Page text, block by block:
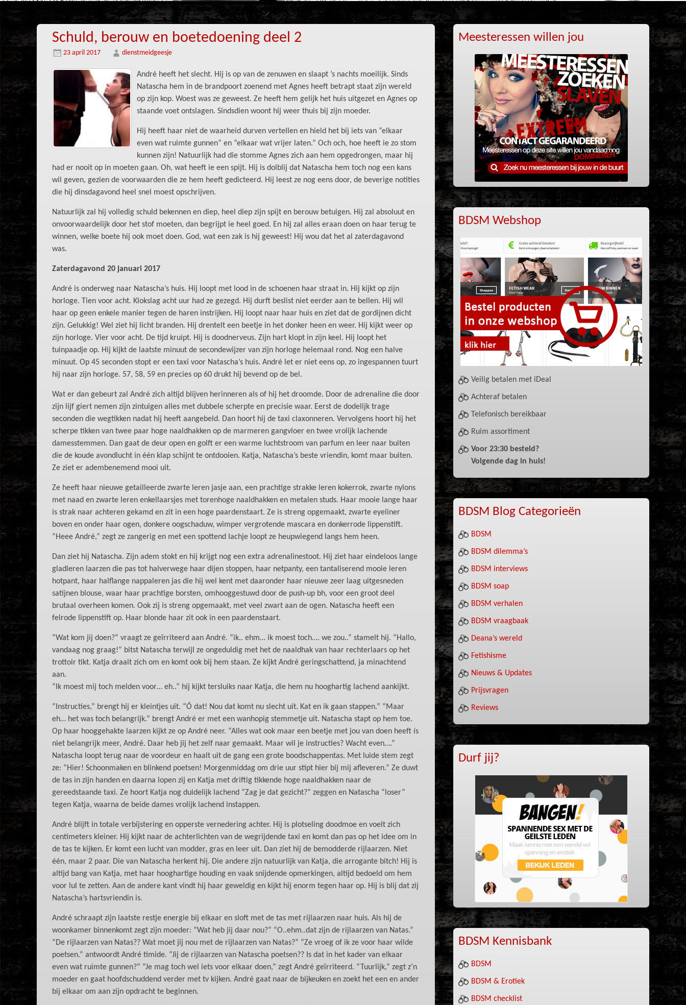
Schuld, berouw en boetedoening deel 2
23 april 2017 dienstmeidgeesje
André heeft het slecht. Hij is op van de zenuwen en slaapt ’s nachts moeilijk. Sinds
Natascha hem in de brandpoort zoenend met Agnes heeft betrapt staat zijn wereld
op zijn kop. Woest was ze geweest. Ze heeft hem gelijk het huis uitgezet en Agnes op
staande voet ontslagen. Sindsdien woont hij weer thuis bij zijn moeder.
Hij heeft haar niet de waarheid durven vertellen en hield het bij iets van “elkaar
even wat ruimte gunnen” en “elkaar wat vrijer laten.” Och och, hoe heeft ie zo stom
kunnen zijn! Natuurlijk had die stomme Agnes zich aan hem opgedrongen, maar hij
had er nooit op in moeten gaan. Oh, wat heeft ie een spijt. Hij is dolblij dat Natascha hem toch nog een kans
wil geven, gezien de voorwaarden die ze hem heeft gedicteerd. Hij leest ze nog eens door, de beverige notities
die hij dinsdagavond heel snel moest opschrijven.
Natuurlijk zal hij volledig schuld bekennen en diep, heel diep zijn spijt en berouw betuigen. Hij zal absoluut en
onvoorwaardelijk door het stof moeten, dan begrijpt ie heel goed. En hij zal alles eraan doen on haar terug te
winnen, welke boete hij ook moet doen. God, wat een zak is hij geweest! Hij wou dat het al zaterdagavond
was.
Zaterdagavond 20 januari 2017
André is onderweg naar Natascha’s huis. Hij loopt met lood in de schoenen haar straat in. Hij kijkt op zijn
horloge. Tien voor acht. Klokslag acht uur had ze gezegd. Hij durft beslist niet eerder aan te bellen. Hij wil
haar op geen enkele manier tegen de haren instrijken. Hij loopt naar haar huis en ziet dat de gordijnen dicht
zijn. Gelukkig! Wel ziet hij licht branden. Hij drentelt een beetje in het donker heen en weer. Hij kijkt weer op
zijn horloge. Vier voor acht. De tijd kruipt. Hij is doodnerveus. Zijn hart klopt in zijn keel. Hij loopt het
tuinpaadje op. Hij kijkt de laatste minuut de secondewijzer van zijn horloge helemaal rond. Nog een halve
minuut. Op 45 seconden stopt er een taxi voor Natascha’s huis. André let er niet eens op, zo ingespannen tuurt
hij naar zijn horloge. 57, 58, 59 en precies op 60 drukt hij bevend op de bel.
Wat er dan gebeurt zal André zich altijd blijven herinneren als of hij het droomde. Door de adrenaline die door
zijn lijf giert nemen zijn zintuigen alles met dubbele scherpte en precisie waar. Eerst de dodelijk trage
seconden die wegtikken nadat hij heeft aangebeld. Dan hoort hij de taxi claxonneren. Vervolgens hoort hij het
scherpe tikken van twee paar hoge naaldhakken op de marmeren gangvloer en twee vrolijk lachende
damesstemmen. Dan gaat de deur open en golft er een warme luchtstroom van parfum en leer naar buiten
die de koude avondlucht in één klap schijnt te ontdooien. Katja, Natascha’s beste vriendin, komt maar buiten.
Ze ziet er adembenemend mooi uit.
Ze heeft haar nieuwe getailleerde zwarte leren jasje aan, een prachtige strakke leren kokerrok, zwarte nylons
met naad en zwarte leren enkellaarsjes met torenhoge naaldhakken en metalen studs. Haar mooie lange haar
is strak naar achteren gekamd en zit in een hoge paardenstaart. Ze is streng opgemaakt, zwarte eyeliner
boven en onder haar ogen, donkere oogschaduw, wimper vergrotende mascara en donkerrode lippenstift.
“Heee André,” zegt ze zangerig en met een spottend lachje loopt ze heupwiegend langs hem heen.
Dan ziet hij Natascha. Zijn adem stokt en hij krijgt nog een extra adrenalinestoot. Hij ziet haar eindeloos lange
gladleren laarzen die pas tot halverwege haar dijen stoppen, haar netpanty, een tantaliserend mooie leren
hotpant, haar halflange nappaleren jas die hij wel kent met daaronder haar nieuwe zeer laag uitgesneden
satijnen blouse, waar haar prachtige borsten, omhooggestuwd door de push-up bh, voor een groot deel
brutaal overheen komen. Ook zij is streng opgemaakt, met veel zwart aan de ogen. Natascha heeft een
felrode lippenstift op. Haar blonde haar zit ook in een paardenstaart.
“Wat kom jij doen?” vraagt ze geïrriteerd aan André. “ik.. ehm… ik moest toch…. we zou..” stamelt hij. “Hallo,
vandaag nog graag!” bitst Natascha terwijl ze ongeduldig met het de naaldhak van haar rechterlaars op het
trottoir tikt. Katja draait zich om en komt ook bij hem staan. Ze kijkt André geringschattend, ja minachtend
aan.
“Ik moest mij toch melden voor… eh..” hij kijkt tersluiks naar Katja, die hem nu hooghartig lachend aankijkt.
“Instructies,” brengt hij er kleintjes uit. “Ó dat! Nou dat komt nu slecht uit. Kat en ik gaan stappen.” “Maar
eh… het was toch belangrijk.” brengt André er met een wanhopig stemmetje uit. Natascha stapt op hem toe.
Op haar hooggehakte laarzen kijkt ze op André neer. “Alles wat ook maar een beetje met jou van doen heeft ís
niet belangrijk meer, André. Daar heb jij het zelf naar gemaakt. Maar wil je instructies? Wacht even….”
Natascha loopt terug naar de voordeur en haalt uit de gang een grote boodschappentas. Met luide stem zegt
ze: “Hier! Schoonmaken en blinkend poetsen! Morgenmiddag om drie uur stipt hier bij mij afleveren.” Ze duwt
de tas in zijn handen en daarna lopen zij en Katja met driftig tikkende hoge naaldhakken naar de
gereedstaande taxi. Ze hoort Katja nog duidelijk lachend “Zag je dat gezicht?” zeggen en Natascha “loser”
tegen Katja, waarna de beide dames vrolijk lachend instappen.
André blijft in totale verbijstering en opperste vernedering achter. Hij is plotseling doodmoe en voelt zich
centimeters kleiner. Hij kijkt naar de achterlichten van de wegrijdende taxi en komt dan pas op het idee om in
de tas te kijken. Er komt een lucht van modder, gras en leer uit. Dan ziet hij de bemodderde rijlaarzen. Niet
één, maar 2 paar. Die van Natascha herkent hij. Die andere zijn natuurlijk van Katja, die arrogante bitch! Hij is
altijd bang van Katja, met haar hooghartige houding en vaak snijdende opmerkingen, altijd bedoeld om hem
voor lul te zetten. Aan de andere kant vindt hij haar geweldig en kijkt hij enorm tegen haar op. Hij is blij dat zij
Natascha’s hartsvriendin is.
André schraapt zijn laatste restje energie bij elkaar en sloft met de tas met rijlaarzen naar huis. Als hij de
woonkamer binnenkomt zegt zijn moeder: “Wat heb jij daar nou?” “O..ehm..dat zijn de rijlaarzen van Natas.”
“De rijlaarzen van Natas?? Wat moet jij nou met de rijlaarzen van Natas?” “Ze vroeg of ik ze voor haar wilde
poetsen.” antwoordt André timide. “Jij de rijlaarzen van Natascha poetsen?? Is dat in het kader van elkaar
even wat ruimte gunnen?” “Je mag toch wel iets voor elkaar doen,” zegt André geïrriteerd. “Tuurlijk,” zegt z’n
moeder en gaat hoofdschuddend verder met tv kijken. André gaat naar de bijkeuken en zoekt het een en ander
bij elkaar om aan zijn opdracht te beginnen.
Meesteressen willen jou
BDSM Webshop
Veilig betalen met iDeal
Achteraf betalen
Telefonisch bereikbaar
Ruim assortiment
Voor 23:30 besteld?
Volgende dag in huis!
BDSM Blog Categorieën
BDSM
BDSM dilemma’s
BDSM interviews
BDSM soap
BDSM verhalen
BDSM vraagbaak
Deana’s wereld
Fetishisme
Nieuws & Updates
Prijsvragen
Reviews
Durf jij?
BDSM Kennisbank
BDSM
BDSM & Erotiek
BDSM checklist